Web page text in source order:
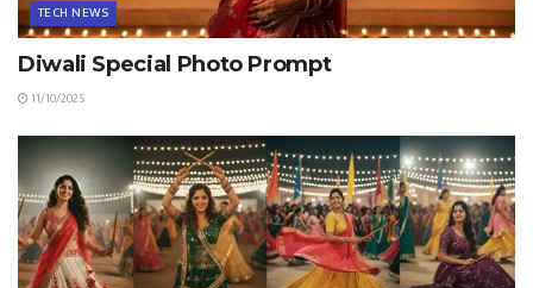
TECH NEWS
Diwali Special Photo Prompt
11/10/2025